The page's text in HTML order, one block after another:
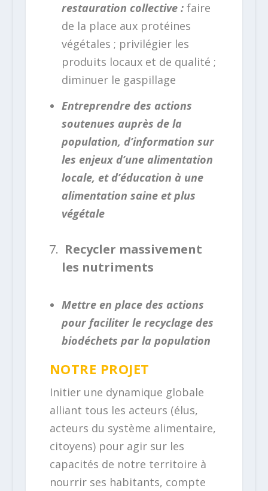
restauration collective :faire
de la place aux protéines
végétales ; privilégier les
produits locaux et de qualité ;
diminuer le gaspillage
Entreprendre des actions
soutenues auprès de la
population, d’information sur
les enjeux d’une alimentation
locale, et d’éducation à une
alimentation saine et plus
végétale
Recycler massivement
les nutriments
Mettre en place des actions
pour faciliter le recyclage des
biodéchets par la population
NOTRE PROJET
Initier une dynamique globale
alliant tous les acteurs (élus,
acteurs du système alimentaire,
citoyens) pour agir sur les
capacités de notre territoire à
nourrir ses habitants, compte